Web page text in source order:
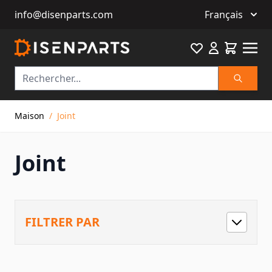
info@disenparts.com Français
FavouriteCart
Maison / Joint
Joint
FILTRER PAR